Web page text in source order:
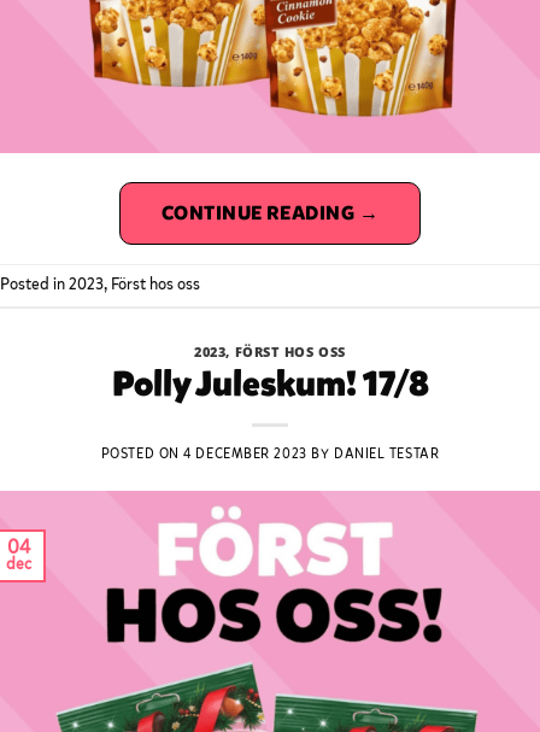
CONTINUE READING →
Posted in2023, Först hos oss
2023, FÖRST HOS OSS
Polly Juleskum! 17/8
POSTED ON4 DECEMBER 2023 BY DANIEL TESTAR
04
dec